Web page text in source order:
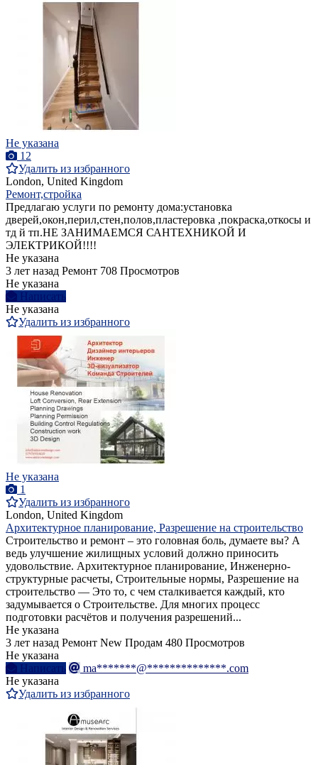
Не указана
12
Удалить из избранного
London, United Kingdom
Ремонт,стройка
Предлагаю услуги по ремонту дома:установка
дверей,окон,перил,стен,полов,пластеровка ,покраска,откосы и
тд й тп.НЕ ЗАНИМАЕМСЯ САНТЕХНИКОЙ И
ЭЛЕКТРИКОЙ!!!!
Не указана
3 лет назад Ремонт 708 Просмотров
Не указана
Написать
Не указана
Удалить из избранного
Не указана
1
Удалить из избранного
London, United Kingdom
Архитектурное планирование, Разрешение на строительство
Строительство и ремонт – это головная боль, думаете вы? А
ведь улучшение жилищных условий должно приносить
удовольствие. Архитектурное планирование, Инженерно-
структурные расчеты, Строительные нормы, Разрешение на
строительство — Это то, с чем сталкивается каждый, кто
задумывается о Строительстве. Для многих процесс
подготовки расчётов и получения разрешений...
Не указана
3 лет назад Ремонт New Продам 480 Просмотров
Не указана
Написать
ma*******@**************.com
Не указана
Удалить из избранного